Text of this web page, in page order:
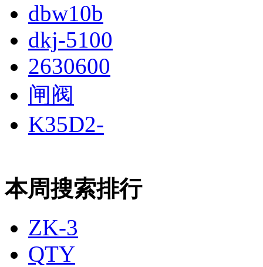
dbw10b
dkj-5100
2630600
闸阀
K35D2-
本周搜索排行
ZK-3
QTY